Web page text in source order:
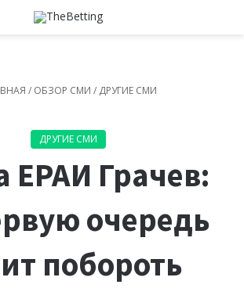
/ ОБЗОР СМИ / ДРУГИЕ СМИ
ДРУГИЕ СМИ
ЕРАИ Грачев:
очередь
побороть